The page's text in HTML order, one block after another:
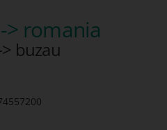
romania
buzau